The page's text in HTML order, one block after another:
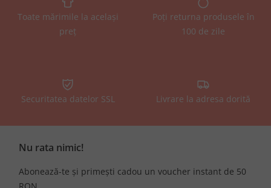
Toate mărimile la același
preț
Poți returna produsele în
100 de zile
Securitatea datelor SSL Livrare la adresa dorită
Nu rata nimic!
Abonează-te și primești cadou un voucher instant de 50